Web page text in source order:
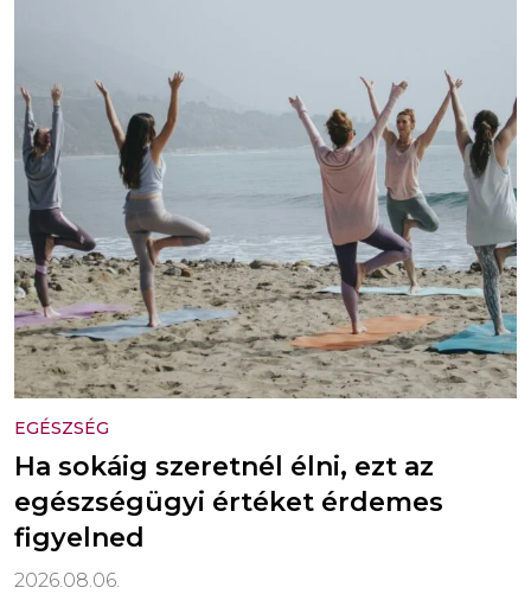
EGÉSZSÉG
Ha sokáig szeretnél élni, ezt az
egészségügyi értéket érdemes
figyelned
2026.08.06.